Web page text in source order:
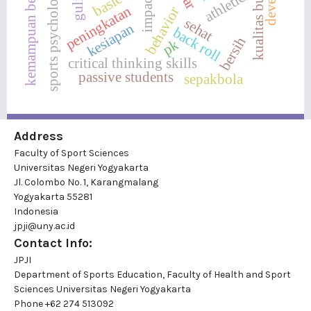
impact
behaviorback roll
peningkatan
sports psychology critical thinking skills
sehat
bersih
pk
kesiapan
passive students sepakbola
Address
Faculty of Sport Sciences
Universitas Negeri Yogyakarta
Jl. Colombo No. 1, Karangmalang
Yogyakarta 55281
Indonesia
jpji@uny.ac.id
Contact Info:
JPJI
Department of Sports Education, Faculty of Health and Sport
Sciences Universitas Negeri Yogyakarta
Phone+62 274 513092